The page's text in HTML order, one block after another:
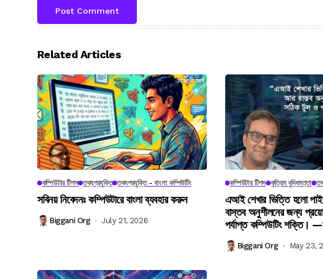
Related Articles
কম্পিউটার টিপস তথ্যপ্রযুক্তি তথ্যপ্রযুক্তি - বাংলা কম্পিউটিং
সবিনয় নিবেদনঃ কম্পিউটারে বাংলা ব্যবহার করুন
Biggani Org July 21, 2026
কম্পিউটার টিপস কৃত্রিম বুদ্ধিমত্তা
এআই শেখার ভিত্তি হলো
বাস্তব অনুশীলনের জন্য
পর্যাপ্ত কম্পিউটিং শক্তি।
Biggani Org May 23,